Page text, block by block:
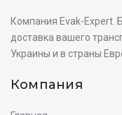
Компания Evak-Expert.
доставка вашего
Украины и в страны
Компания